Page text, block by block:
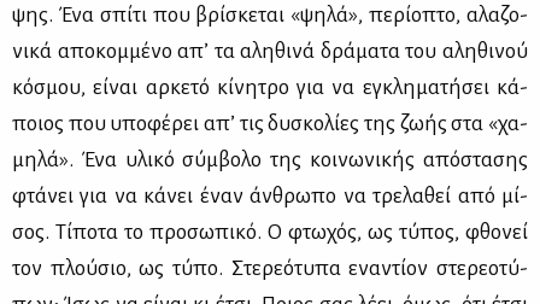
ψης. Ένα σπί­τι που βρί­σκε­ται «ψη­λά», πε­ρί­ο­πτο, αλα­ζο­
νι­κά απο­κομ­μέ­νο απ’ τα αλη­θι­νά δρά­μα­τα του αλη­θι­νού
κό­σμου, εί­ναι αρ­κε­τό κί­νη­τρο για να εγκλη­μα­τή­σει κά­
ποιος που υπο­φέ­ρει απ’ τις δυ­σκο­λί­ες της ζω­ής στα «χα­
μη­λά». Ένα υλι­κό σύμ­βο­λο της κοι­νω­νι­κής από­στα­σης
φτά­νει για να κά­νει έναν άν­θρω­πο να τρε­λα­θεί από μί­
σος. Τί­πο­τα το προ­σω­πι­κό. Ο φτω­χός, ως τύ­πος, φθο­νεί
τον πλού­σιο, ως τύ­πο. Στε­ρε­ό­τυ­πα ενα­ντί­ον στε­ρε­ο­τύ­